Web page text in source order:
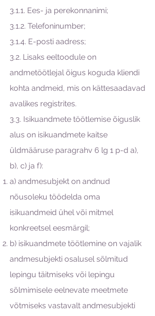
3.1.1. Ees- ja perekonnanimi;
3.1.2. Telefoninumber;
3.1.4. E-posti aadress;
3.2. Lisaks eeltoodule on
andmetöötlejal õigus koguda kliendi
kohta andmeid, mis on kättesaadavad
avalikes registrites.
3.3. Isikuandmete töötlemise õiguslik
alus on isikuandmete kaitse
üldmääruse paragrahv 6 lg 1 p-d a),
b), c) ja f):
a) andmesubjekt on andnud
nõusoleku töödelda oma
isikuandmeid ühel või mitmel
konkreetsel eesmärgil;
b) isikuandmete töötlemine on vajalik
andmesubjekti osalusel sõlmitud
lepingu täitmiseks või lepingu
sõlmimisele eelnevate meetmete
võtmiseks vastavalt andmesubjekti